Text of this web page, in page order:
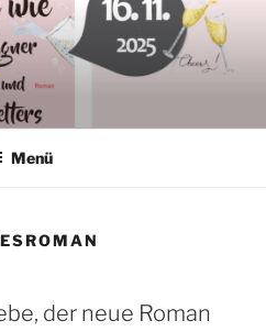
Menü
der neue Roman